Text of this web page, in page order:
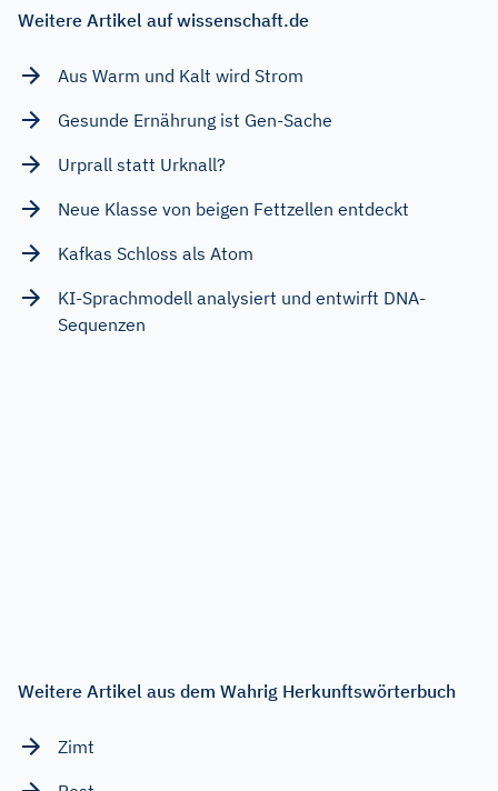
Weitere Artikel auf wissenschaft.de
Aus Warm und Kalt wird Strom
Gesunde Ernährung ist Gen-Sache
Urprall statt Urknall?
Neue Klasse von beigen Fettzellen entdeckt
Kafkas Schloss als Atom
KI-Sprachmodell analysiert und entwirft DNA-
Sequenzen
Weitere Artikel aus dem Wahrig Herkunftswörterbuch
Zimt